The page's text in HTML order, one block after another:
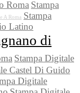
Roma Stampa
A Roma Stampa
Latino
di
Stampa Digitale
Castel Di Guido
Digitale